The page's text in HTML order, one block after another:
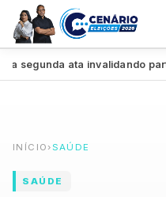
ata invalidando parte
INÍCIO ›SAÚDE
SAÚDE